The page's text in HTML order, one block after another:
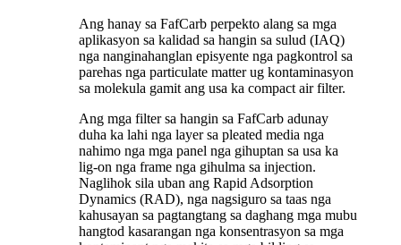
Ang hanay sa FafCarb perpekto alang sa mga
aplikasyon sa kalidad sa hangin sa sulud (IAQ)
nga nanginahanglan episyente nga pagkontrol sa
parehas nga particulate matter ug kontaminasyon
sa molekula gamit ang usa ka compact air filter.
Ang mga filter sa hangin sa FafCarb adunay
duha ka lahi nga layer sa pleated media nga
nahimo nga mga panel nga gihuptan sa usa ka
lig-on nga frame nga gihulma sa injection.
Naglihok sila uban ang Rapid Adsorption
Dynamics (RAD), nga nagsiguro sa taas nga
kahusayan sa pagtangtang sa daghang mga mubu
hangtod kasarangan nga konsentrasyon sa mga